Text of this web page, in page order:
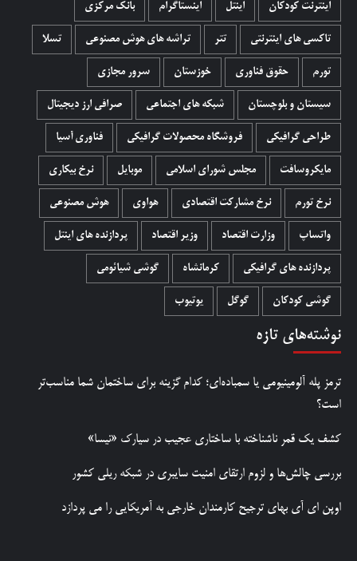
اینترنت کودکان اینتل اینستاگرام بانک مرکزی
تاکسی های اینترنتی تتر تراشه های هوش مصنوعی تسلا
تورم حقوق فناوری خوزستان سرور مجازی
سیستان و بلوچستان شبکه های اجتماعی صرافی ارز دیجیتال
طراحی گرافیکی فروشگاه محصولات گرافيکی فناوری آسیا
مایکروسافت مجلس شورای اسلامی موبایل نرخ بیکاری
نرخ تورم نرخ مشارکت اقتصادی هواوی هوش مصنوعی
واتساپ وزارت اقتصاد وزیر اقتصاد پردازنده های اینتل
پردازنده های گرافیکی کرمانشاه گوشی شیائومی
گوشی کودکان گوگل یوتیوب
نوشته‌های تازه
ترمز پله آلومینیومی یا سمباده‌ای؛ کدام گزینه برای ساختمان شما مناسب‌تر
است؟
کشف یک قمر ناشناخته با ساختاری عجیب در سیارک «نیسا»
بررسی چالش‌ها و لزوم ارتقای امنیت سایبری در شبکه ریلی کشور
اوپن ای آی بهای ترجیح کارمندان خارجی به آمریکایی را می پردازد